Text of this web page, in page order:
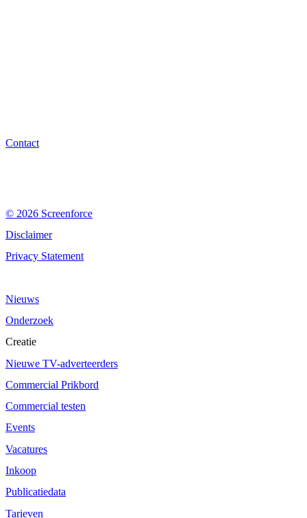
Contact
© 2026 Screenforce
Disclaimer
Privacy Statement
Nieuws
Onderzoek
Creatie
Nieuwe TV-adverteerders
Commercial Prikbord
Commercial testen
Events
Vacatures
Inkoop
Publicatiedata
Tarieven